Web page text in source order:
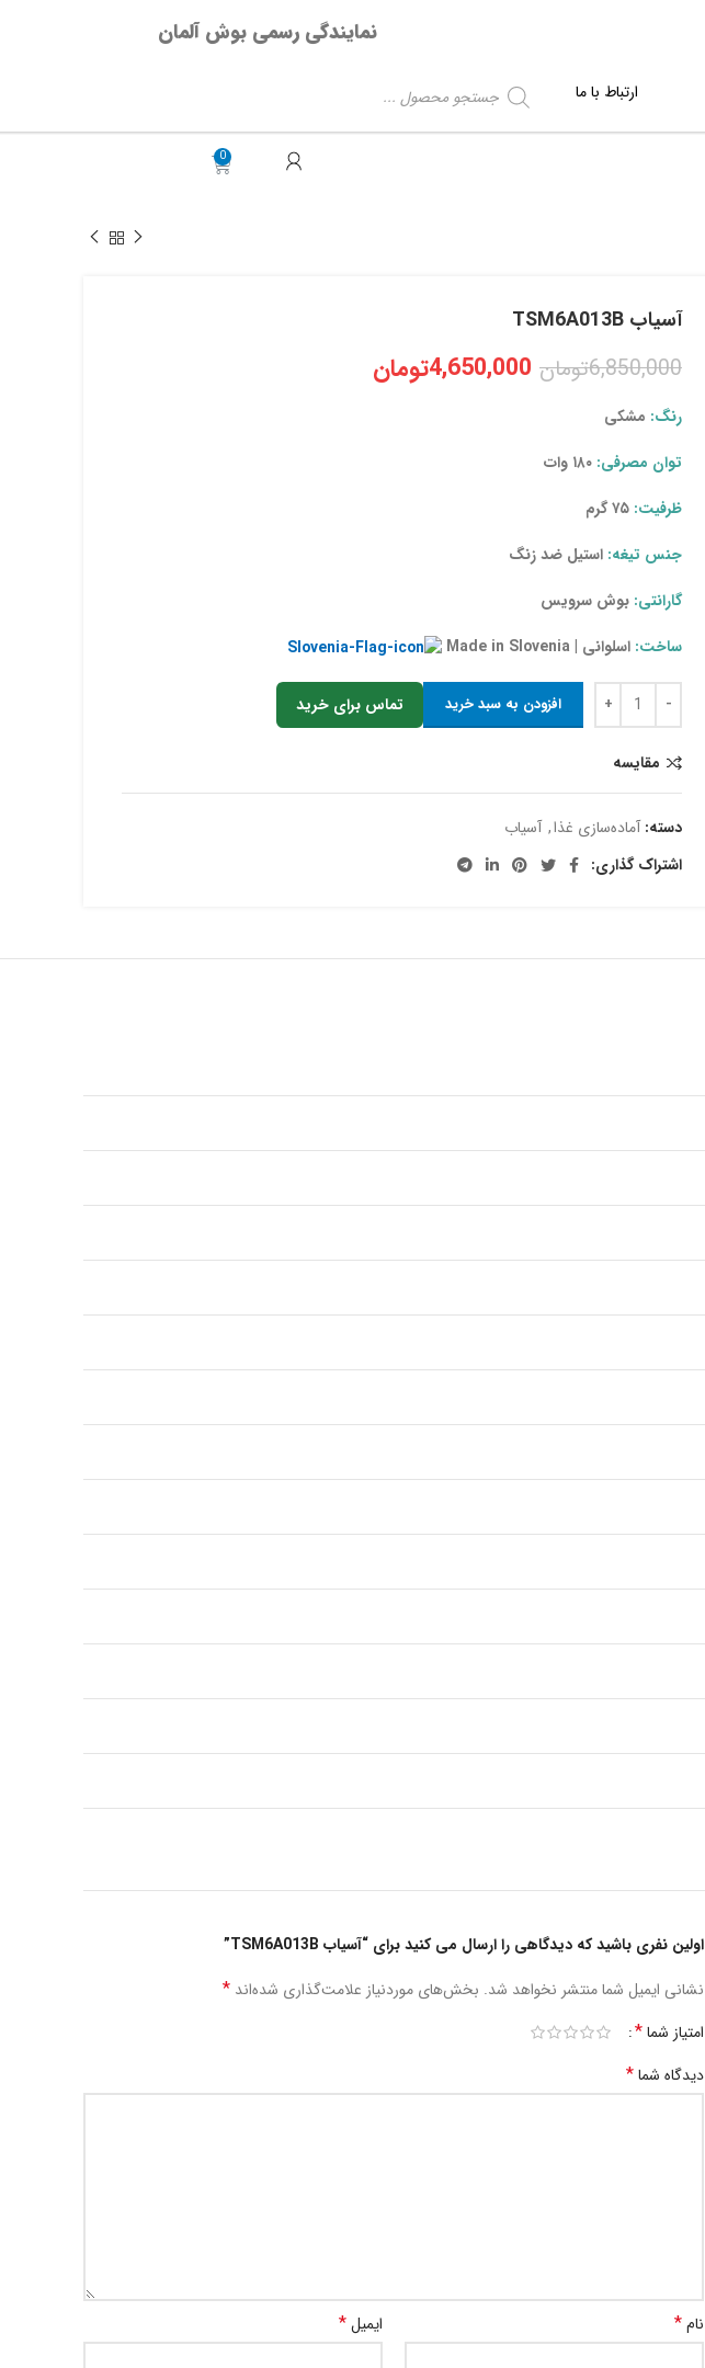
نمایندگی رسمی بوش آلمان
ارتباط با ما
آسیاب TSM6A013B
6,850,000تومان 4,650,000تومان
رنگ: مشکی
توان مصرفی:
ظرفیت:
جنس تیغه: استیل ضد زنگ
گارانتی: بوش سرویس
ساخت: اسلوانی | Made in Slovenia
افزودن به سبد خرید تماس برای خرید
مقایسه
دسته: آماده‌سازی غذا, آسیاب
اشتراک گذاری:
اولین نفری باشید که دیدگاهی را ارسال می کنید برای “آسیاب TSM6A013B”
نشانی ایمیل شما منتشر نخواهد شد. بخش‌های موردنیاز علامت‌گذاری شده‌اند *
امتیاز شما*
دیدگاه شما*
نام* ایمیل*